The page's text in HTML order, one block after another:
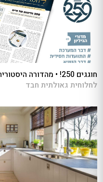
חוגגים 250! • מהדורה היסטורית של מגזין 'לחלוחית חסידית'
לחלוחית גאולתית חבד